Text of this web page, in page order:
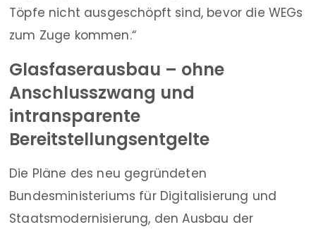
Töpfe nicht ausgeschöpft sind, bevor die WEGs
zum Zuge kommen.“
Glasfaserausbau – ohne
Anschlusszwang und
intransparente
Bereitstellungsentgelte
Die Pläne des neu gegründeten
Bundesministeriums für Digitalisierung und
Staatsmodernisierung, den Ausbau der